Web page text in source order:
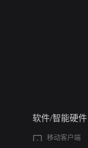
软件/智能硬件
移动客户端